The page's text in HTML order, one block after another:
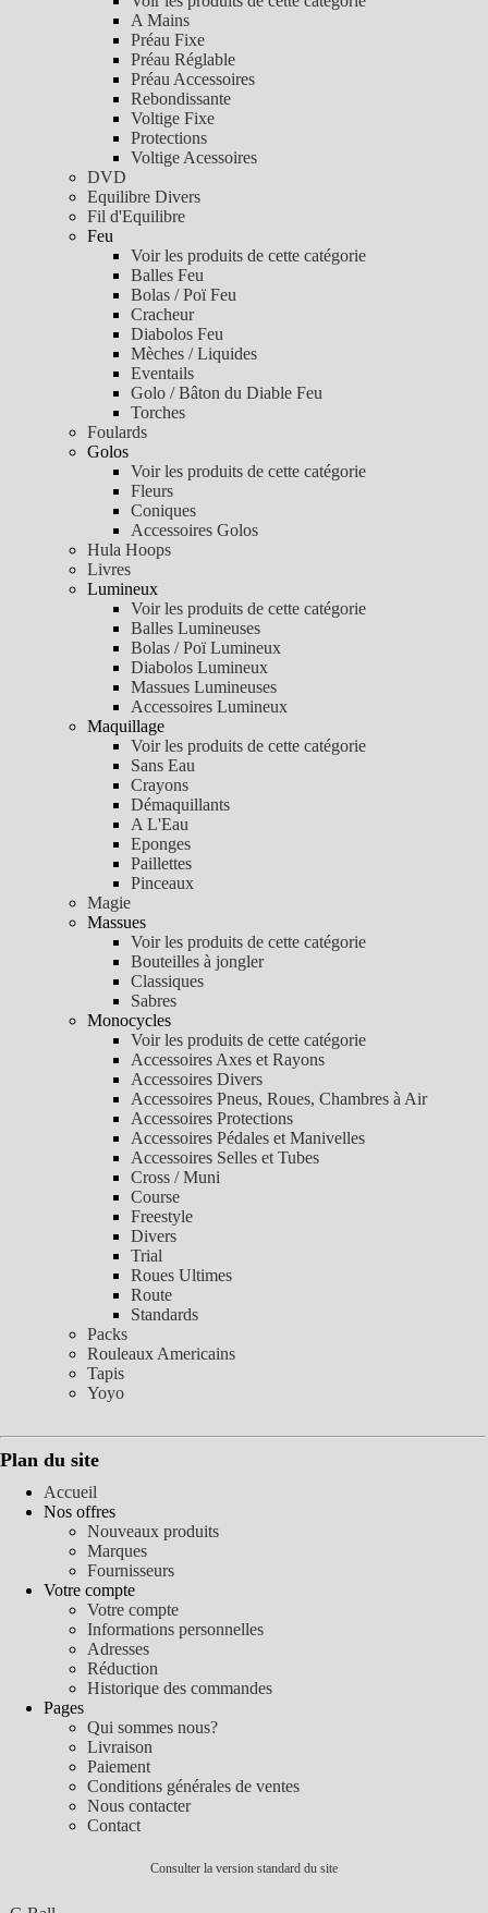
A Mains
Préau Fixe
Préau Réglable
Préau Accessoires
Rebondissante
Voltige Fixe
Protections
Voltige Acessoires
DVD
Equilibre Divers
Fil d'Equilibre
Feu
Voir les produits de cette catégorie
Balles Feu
Bolas / Poï Feu
Cracheur
Diabolos Feu
Mèches / Liquides
Eventails
Golo / Bâton du Diable Feu
Torches
Foulards
Golos
Voir les produits de cette catégorie
Fleurs
Coniques
Accessoires Golos
Hula Hoops
Livres
Lumineux
Voir les produits de cette catégorie
Balles Lumineuses
Bolas / Poï Lumineux
Diabolos Lumineux
Massues Lumineuses
Accessoires Lumineux
Maquillage
Voir les produits de cette catégorie
Sans Eau
Crayons
Démaquillants
A L'Eau
Eponges
Paillettes
Pinceaux
Magie
Massues
Voir les produits de cette catégorie
Bouteilles à jongler
Classiques
Sabres
Monocycles
Voir les produits de cette catégorie
Accessoires Axes et Rayons
Accessoires Divers
Accessoires Pneus, Roues, Chambres à Air
Accessoires Protections
Accessoires Pédales et Manivelles
Accessoires Selles et Tubes
Cross / Muni
Course
Freestyle
Divers
Trial
Roues Ultimes
Route
Standards
Packs
Rouleaux Americains
Tapis
Yoyo
Plan du site
Accueil
Nos offres
Nouveaux produits
Marques
Fournisseurs
Votre compte
Votre compte
Informations personnelles
Adresses
Réduction
Historique des commandes
Pages
Qui sommes nous?
Livraison
Paiement
Conditions générales de ventes
Nous contacter
Contact
Consulter la version standard du site